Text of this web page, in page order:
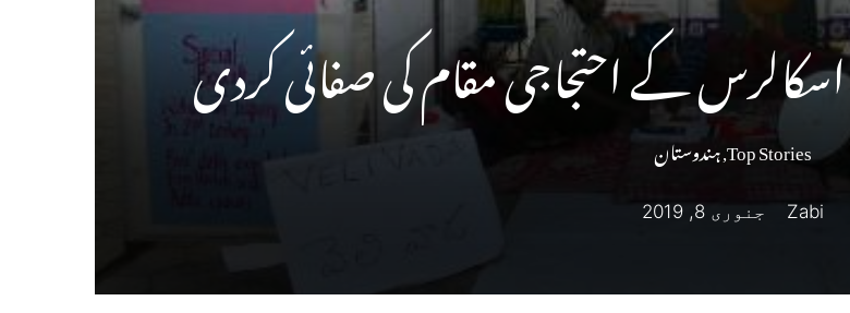
کے احتجاجی مقام کی صفائی کردی
Top Stories
,ہندوستان
Zabi جنوری 8, 2019